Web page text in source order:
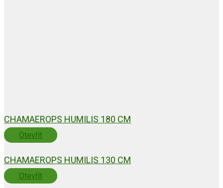
CHAMAEROPS HUMILIS 180 CM
Otevřít
CHAMAEROPS HUMILIS 130 CM
Otevřít